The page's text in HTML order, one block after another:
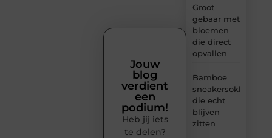
Groot
gebaar met
bloemen
die direct
opvallen
Bamboe
sneakersokken
die echt
blijven
zitten
Jouw
blog
verdient
een
podium!
Heb jij iets
te delen?